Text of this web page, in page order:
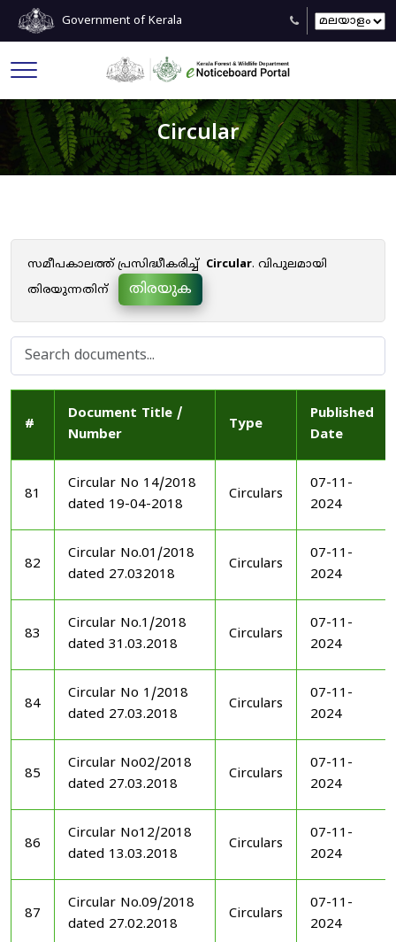
Government of Kerala
Circular
സമീപകാലത്ത് പ്രസിദ്ധീകരിച്ച് Circular. വിപുലമായി
തിരയുന്നതിന്
തിരയുക
#
Document Title /
Number
Type
Published
Date
81
Circular No 14/2018
dated 19-04-2018
Circulars
07-11-
2024
82
Circular No.01/2018
dated 27.032018
Circulars
07-11-
2024
83
Circular No.1/2018
dated 31.03.2018
Circulars
07-11-
2024
84
Circular No 1/2018
dated 27.03.2018
Circulars
07-11-
2024
85
Circular No02/2018
dated 27.03.2018
Circulars
07-11-
2024
86
Circular No12/2018
dated 13.03.2018
Circulars
07-11-
2024
87
Circular No.09/2018
dated 27.02.2018
Circulars
07-11-
2024